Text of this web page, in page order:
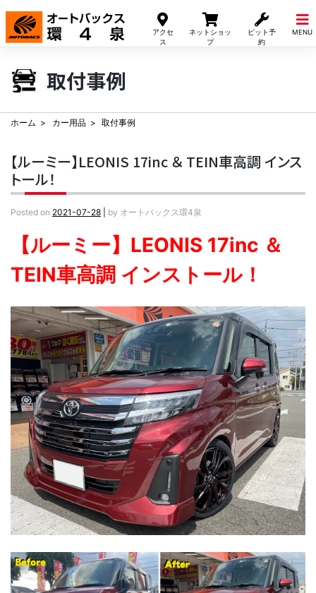
アクセ
ス
ネットショッ
プ
ピット予
約
MENU
Skip
content
取付事例
ホーム カー用品 取付事例
【ルーミー】LEONIS 17inc ＆ TEIN車高調 インス
トール！
Posted on 2021-07-28 by オートバックス環4泉
【ルーミー】LEONIS 17inc ＆
TEIN車高調 インストール！